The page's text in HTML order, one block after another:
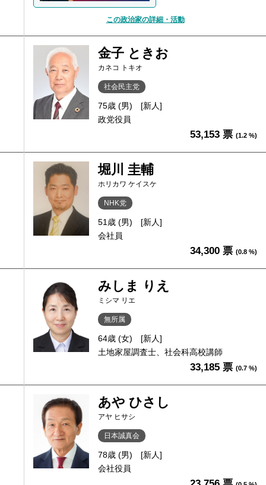
この政治家の詳細・活動
金子 ときお
カネコ トキオ
社会民主党
75歳 (男)
[新人]
政党役員
53,153 票 (1.2 %)
堀川 圭輔
ホリカワ ケイスケ
NHK党
51歳 (男)
[新人]
会社員
34,300 票 (0.8 %)
みしま りえ
ミシマ リエ
無所属
64歳 (女)
[新人]
土地家屋調査士、社会科高校講師
33,185 票 (0.7 %)
あや ひさし
アヤ ヒサシ
日本誠真会
78歳 (男)
[新人]
会社役員